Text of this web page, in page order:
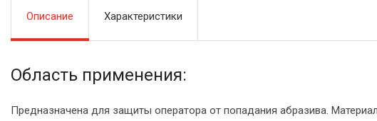
Описание Характеристики
Область применения:
Предназначена для защиты оператора от попадания абразива.